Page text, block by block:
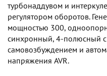
турбонаддувом и
регулятором оборотов.
мощностью 300,
синхронный, 4-полюсный
самовозбуждением и
напряжения AVR.